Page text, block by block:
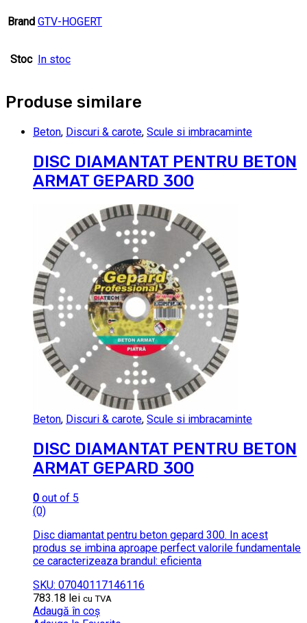
Brand GTV-HOGERT
Stoc In stoc
Produse similare
Beton, Discuri & carote, Scule si imbracaminte
DISC DIAMANTAT PENTRU BETON
ARMAT GEPARD 300
Beton, Discuri & carote, Scule si imbracaminte
DISC DIAMANTAT PENTRU BETON
ARMAT GEPARD 300
0 out of 5
(0)
Disc diamantat pentru beton gepard 300. In acest
produs se imbina aproape perfect valorile fundamentale
ce caracterizeaza brandul: eficienta
SKU: 07040117146116
783.18 lei cu TVA
Adaugă în coș